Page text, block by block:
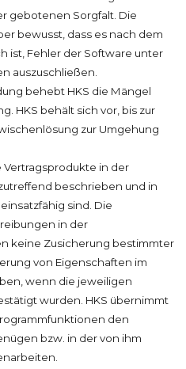
gebotenen Sorgfalt. Die
bewusst, dass es nach dem
ist, Fehler der Software unter
auszuschließen.
behebt HKS die Mängel
HKS behält sich vor, bis zur
zur Umgehung
Vertragsprodukte in der
beschrieben und in
sind. Die
in der
keine Zusicherung bestimmter
von Eigenschaften im
wenn die jeweiligen
wurden. HKS übernimmt
den
bzw. in der von ihm